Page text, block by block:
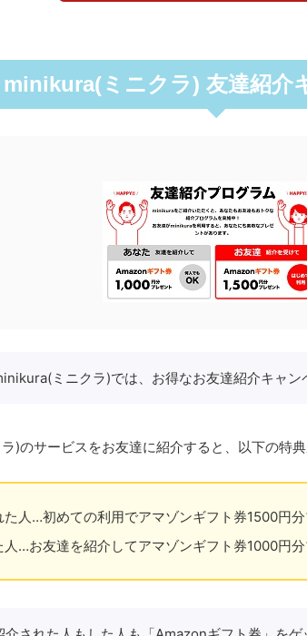
minikura(ミニクラ) 友達紹介
ミニクラ)では、お得なお友達紹介キャン
)のサービスをお友達に紹介すると、以下の特典
た人…初めての利用でアマゾンギフト券1500円分
人…お友達を紹介してアマゾンギフト券1000円分